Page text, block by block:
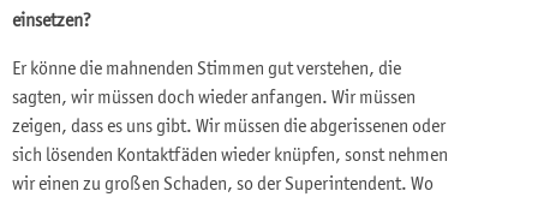
einsetzen?
Er könne die mahnenden Stimmen gut verstehen, die
sagten, wir müssen doch wieder anfangen. Wir müssen
zeigen, dass es uns gibt. Wir müssen die abgerissenen oder
sich lösenden Kontaktfäden wieder knüpfen, sonst nehmen
wir einen zu großen Schaden, so der Superintendent. Wo